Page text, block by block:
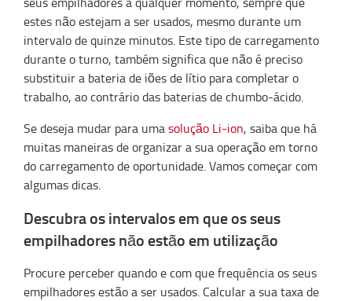
estes não estejam a ser usados, mesmo durante um
intervalo de quinze minutos. Este tipo de carregamento
durante o turno, também significa que não é preciso
substituir a bateria de iões de lítio para completar o
trabalho, ao contrário das baterias de chumbo-ácido.
Se deseja mudar para umasolução Li-ion, saiba que há
muitas maneiras de organizar a sua operação em torno
do carregamento de oportunidade. Vamos começar com
algumas dicas.
Descubra os intervalos em que os seus
empilhadores não estão em utilização
Procure perceber quando e com que frequência os seus
empilhadores estão a ser usados. Calcular a sua taxa de